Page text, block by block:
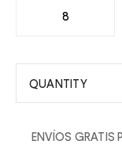
8
2ENVÍOS GRATIS